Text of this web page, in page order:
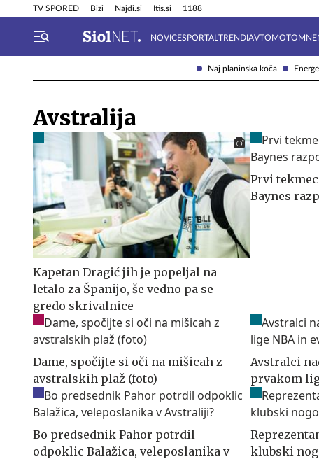
Naj planinska koča
TV SPORED Bizi Najdi.si Itis.si 1188
NOVICESPORTAL TRENDIAVTOMOTO
Info in obvestila Tehnik
Avstralija
Kapetan Dragić jih je popeljal na
letalo za Španijo, še vedno pa se
gredo skrivalnice
Prvi
Baynes
Dame, spočijte si oči na mišicah z
avstralskih plaž (foto)
Avstralci
prvakom
Bo predsednik Pahor potrdil
odpoklic Balažica, veleposlanika v
klubski